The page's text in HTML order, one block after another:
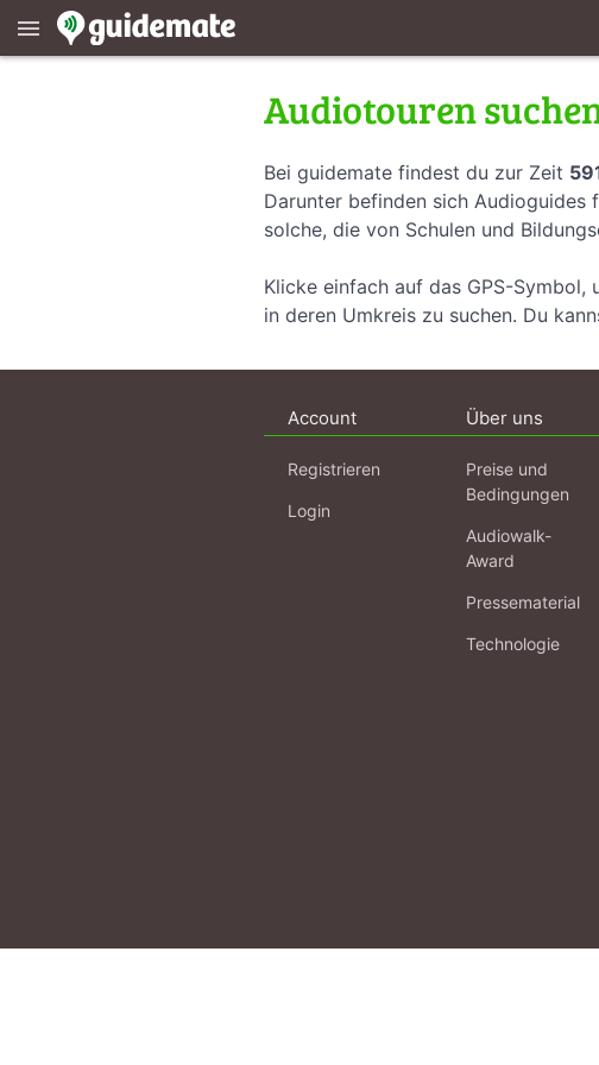
menu
Audiotouren
Bei guidemate findest du zur Zeit
Darunter befinden sich Audioguides
solche, die von Schulen und
Klicke einfach auf das GPS-
in deren Umkreis zu suchen. Du
Account
Registrieren
Login
Über uns
Preise und
Bedingungen
Audiowalk-
Award
Pressematerial
Technologie